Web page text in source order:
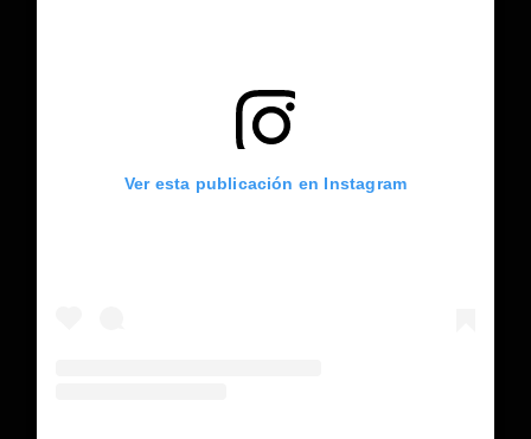
Ver esta publicación en Instagram